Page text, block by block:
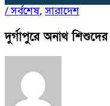
/সর্বশেষ, সারাদেশ
দুর্গাপুরে অনাথ